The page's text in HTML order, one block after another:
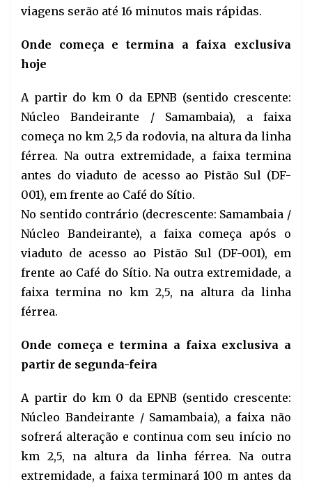
viagens serão até 16 minutos mais rápidas.
Onde começa e termina a faixa exclusiva
hoje
A partir do km 0 da EPNB (sentido crescente:
Núcleo Bandeirante / Samambaia), a faixa
começa no km 2,5 da rodovia, na altura da linha
férrea. Na outra extremidade, a faixa termina
antes do viaduto de acesso ao Pistão Sul (DF-
001), em frente ao Café do Sítio.
No sentido contrário (decrescente: Samambaia /
Núcleo Bandeirante), a faixa começa após o
viaduto de acesso ao Pistão Sul (DF-001), em
frente ao Café do Sítio. Na outra extremidade, a
faixa termina no km 2,5, na altura da linha
férrea.
Onde começa e termina a faixa exclusiva a
partir de segunda-feira
A partir do km 0 da EPNB (sentido crescente:
Núcleo Bandeirante / Samambaia), a faixa não
sofrerá alteração e continua com seu início no
km 2,5, na altura da linha férrea. Na outra
extremidade, a faixa terminará 100 m antes da